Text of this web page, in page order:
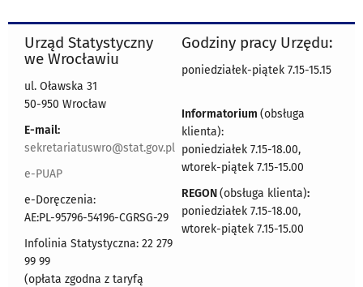
Urząd Statystyczny
we Wrocławiu
ul. Oławska 31
50-950 Wrocław
E-mail:
sekretariatuswro@stat.gov.pl
e-PUAP
e-Doręczenia:
AE:PL-95796-54196-CGRSG-29
Infolinia Statystyczna: 22 279
99 99
(opłata zgodna z taryfą
Godziny pracy Urzędu:
poniedziałek-piątek 7.15-15.15
Informatorium (obsługa
klienta):
poniedziałek 7.15-18.00,
wtorek-piątek 7.15-15.00
REGON(obsługa klienta):
poniedziałek 7.15-18.00,
wtorek-piątek 7.15-15.00